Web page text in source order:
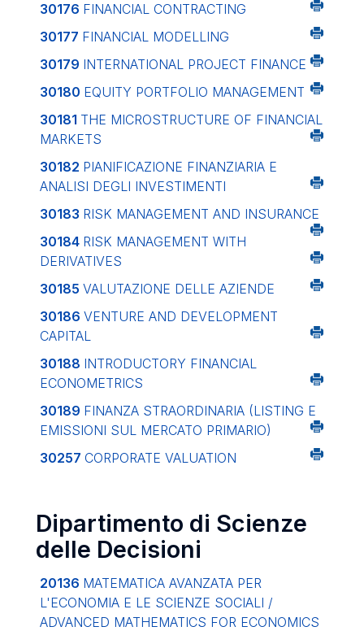
30176 FINANCIAL CONTRACTING
30177 FINANCIAL MODELLING
30179 INTERNATIONAL PROJECT FINANCE
30180 EQUITY PORTFOLIO MANAGEMENT
30181 THE MICROSTRUCTURE OF FINANCIAL
MARKETS
30182 PIANIFICAZIONE FINANZIARIA E
ANALISI DEGLI INVESTIMENTI
30183 RISK MANAGEMENT AND INSURANCE
30184 RISK MANAGEMENT WITH
DERIVATIVES
30185 VALUTAZIONE DELLE AZIENDE
30186 VENTURE AND DEVELOPMENT
CAPITAL
30188 INTRODUCTORY FINANCIAL
ECONOMETRICS
30189 FINANZA STRAORDINARIA (LISTING E
EMISSIONI SUL MERCATO PRIMARIO)
30257 CORPORATE VALUATION
Dipartimento di Scienze
delle Decisioni
20136 MATEMATICA AVANZATA PER
L'ECONOMIA E LE SCIENZE SOCIALI /
ADVANCED MATHEMATICS FOR ECONOMICS